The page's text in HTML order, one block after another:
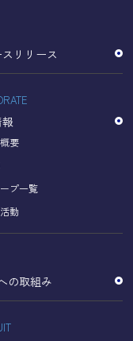
ーポリシーにおい
方法・目的にお
理に関し、お客様
partner-sites?
わせ窓口
リリース
要
プ一覧
動
の取組み